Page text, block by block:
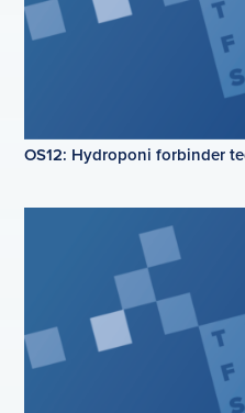
OS12: Hydroponi forbinder